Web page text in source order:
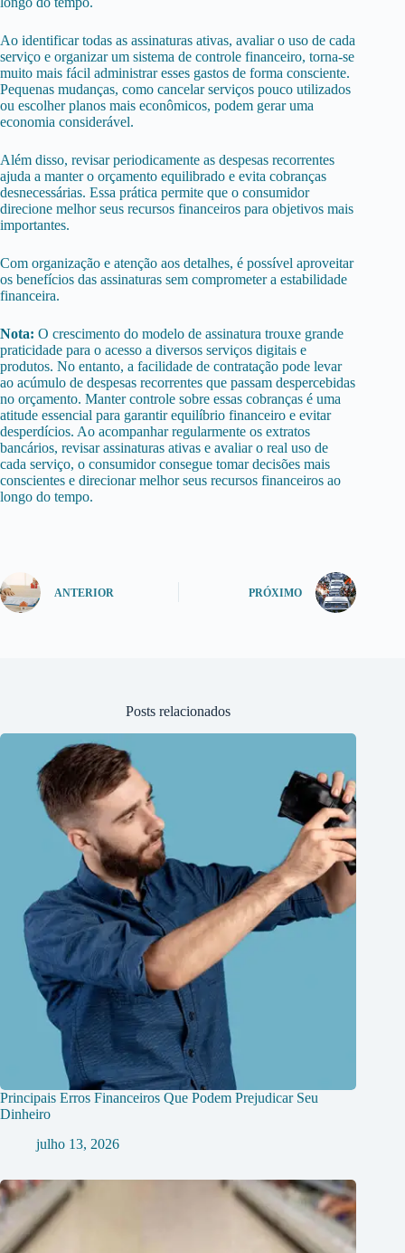
Ao identificar todas as assinaturas ativas, avaliar o uso de cada
serviço e organizar um sistema de controle financeiro, torna-se
muito mais fácil administrar esses gastos de forma consciente.
Pequenas mudanças, como cancelar serviços pouco utilizados
ou escolher planos mais econômicos, podem gerar uma
economia considerável.
Além disso, revisar periodicamente as despesas recorrentes
ajuda a manter o orçamento equilibrado e evita cobranças
desnecessárias. Essa prática permite que o consumidor
direcione melhor seus recursos financeiros para objetivos mais
importantes.
Com organização e atenção aos detalhes, é possível aproveitar
os benefícios das assinaturas sem comprometer a estabilidade
financeira.
Nota: O crescimento do modelo de assinatura trouxe grande
praticidade para o acesso a diversos serviços digitais e
produtos. No entanto, a facilidade de contratação pode levar
ao acúmulo de despesas recorrentes que passam despercebidas
no orçamento. Manter controle sobre essas cobranças é uma
atitude essencial para garantir equilíbrio financeiro e evitar
desperdícios. Ao acompanhar regularmente os extratos
bancários, revisar assinaturas ativas e avaliar o real uso de
cada serviço, o consumidor consegue tomar decisões mais
conscientes e direcionar melhor seus recursos financeiros ao
longo do tempo.
ANTERIOR PRÓXIMO
Posts relacionados
Principais Erros Financeiros Que Podem Prejudicar Seu
Dinheiro
julho 13, 2026